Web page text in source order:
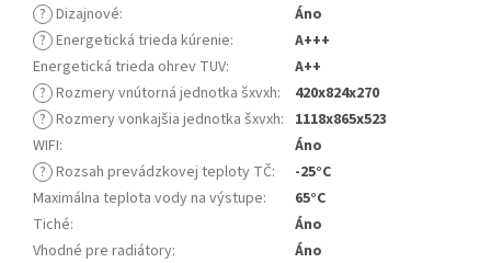
? Dizajnové:
Áno
? Energetická trieda kúrenie:
A+++
Energetická trieda ohrev TUV:
A++
? Rozmery vnútorná jednotka šxvxh:
420x824x270
? Rozmery vonkajšia jednotka šxvxh: 1118x865x523
WIFI:
Áno
? Rozsah prevádzkovej teploty TČ:
-25°C
Maximálna teplota vody na výstupe:
65°C
Tiché:
Áno
Vhodné pre radiátory:
Áno